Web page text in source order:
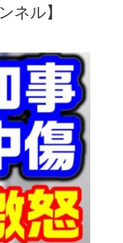
ネル】